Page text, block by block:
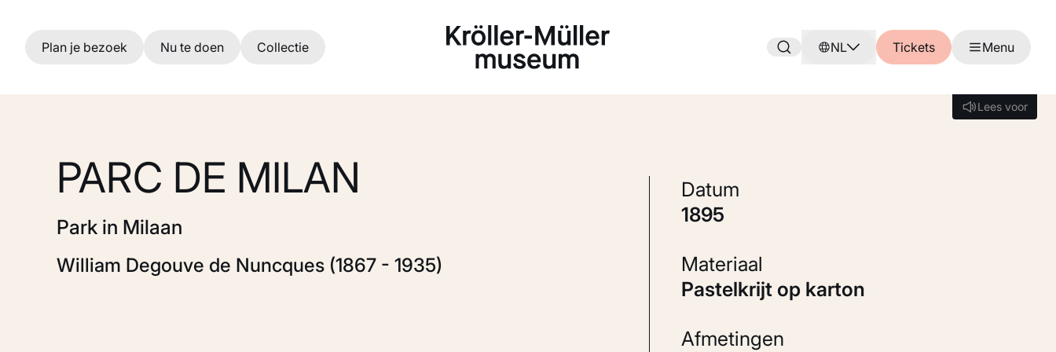
Ga naar hoofdinhoud
Plan je bezoek Nu te doen Collectie NL Tickets Menu
Lees voor
Lees voor
PARC DE MILAN
Park in Milaan
William Degouve de Nuncques (1867 - 1935)
Datum
1895
Materiaal
Pastelkrijt op karton
Afmetingen